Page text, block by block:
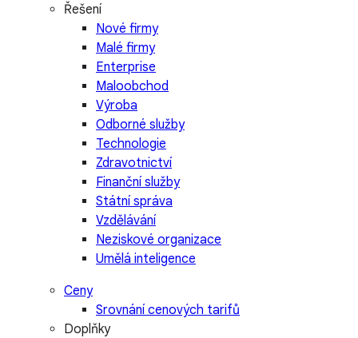
Řešení
Nové firmy
Malé firmy
Enterprise
Maloobchod
Výroba
Odborné služby
Technologie
Zdravotnictví
Finanční služby
Státní správa
Vzdělávání
Neziskové organizace
Umělá inteligence
Ceny
Srovnání cenových tarifů
Doplňky